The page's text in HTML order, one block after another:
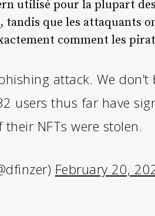
utilisé pour la plupart
que les attaquants
comment les
attack. We don’t
users thus far have
NFTs were stolen.
February 20,